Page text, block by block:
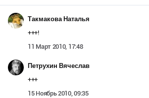
Такмакова Наталья
+++!
11 Март 2010, 17:48
Петрухин Вячеслав
+++
15 Ноябрь 2010, 09:35